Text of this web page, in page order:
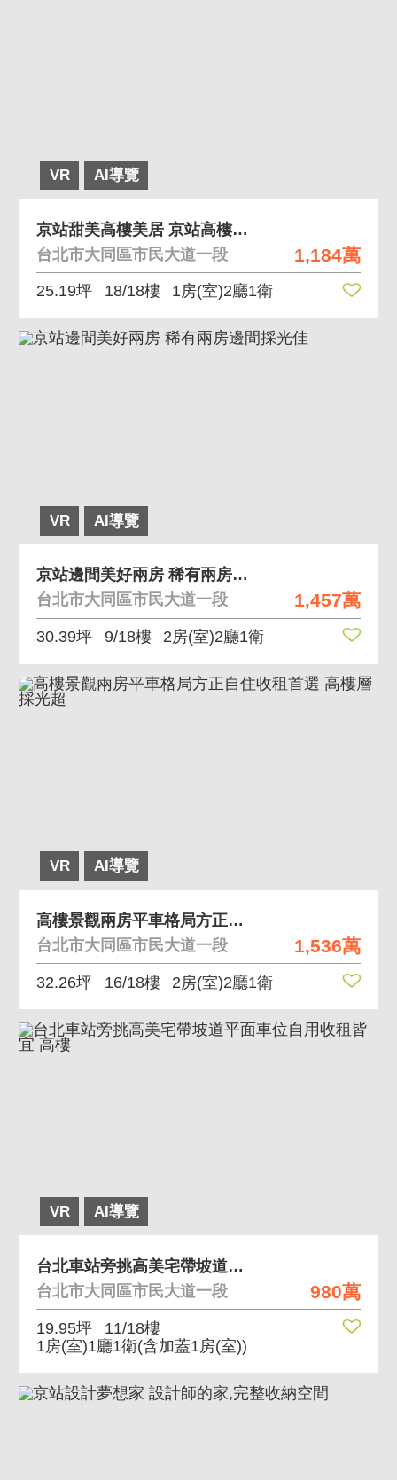
VR AI導覽
1,184萬
京站甜美高樓美居 京站高樓舒適空間好利用
台北市大同區市民大道一段
25.19坪 18/18樓 1房(室)2廳1衛
VR AI導覽
1,457萬
京站邊間美好兩房 稀有兩房邊間採光佳
台北市大同區市民大道一段
30.39坪 9/18樓 2房(室)2廳1衛
VR AI導覽
1,536萬
高樓景觀兩房平車格局方正自住收租首選 高樓層採光超
台北市大同區市民大道一段
32.26坪 16/18樓 2房(室)2廳1衛
VR AI導覽
980萬
台北車站旁挑高美宅帶坡道平面車位自用收租皆宜 高樓
台北市大同區市民大道一段
19.95坪
11/18樓
1房(室)1廳1衛(含加蓋1房(室))